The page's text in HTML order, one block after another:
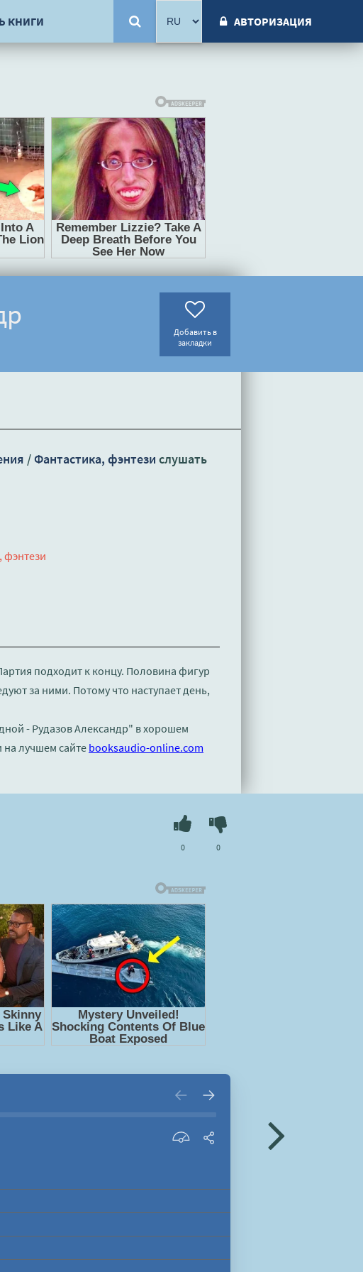
КНИГИ АВТОРИЗАЦИЯ
Добавить в
закладки
/Фантастика, фэнтези слушать
фэнтези
подходит к концу. Половина фигур
за ними. Потому что наступает день,
- Рудазов Александр" в хорошем
на лучшем сайте booksaudio-online.com
0 0